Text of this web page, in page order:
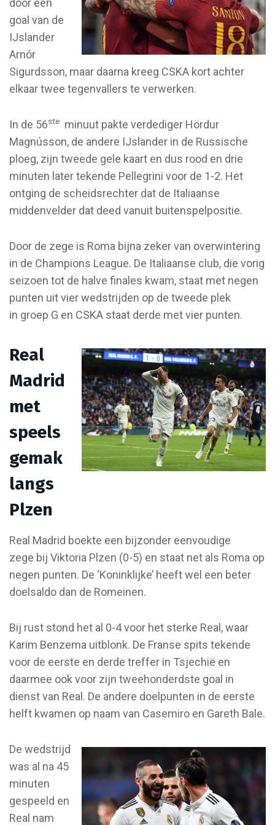
goal van de
IJslander
Arnór
Sigurdsson, maar daarna kreeg CSKA kort achter
elkaar twee tegenvallers te verwerken.
In de 56ste minuut pakte verdediger Hördur
Magnússon, de andere IJslander in de Russische
ploeg, zijn tweede gele kaart en dus rood en drie
minuten later tekende Pellegrini voor de 1-2. Het
ontging de scheidsrechter dat de Italiaanse
middenvelder dat deed vanuit buitenspelpositie.
Door de zege is Roma bijna zeker van overwintering
in de Champions League. De Italiaanse club, die vorig
seizoen tot de halve finales kwam, staat met negen
punten uit vier wedstrijden op de tweede plek
in groep G en CSKA staat derde met vier punten.
Real
Madrid
met
speels
gemak
langs
Plzen
Real Madrid boekte een bijzonder eenvoudige
zege bij Viktoria Plzen (0-5) en staat net als Roma op
negen punten. De ‘Koninklijke’ heeft wel een beter
doelsaldo dan de Romeinen.
Bij rust stond het al 0-4 voor het sterke Real, waar
Karim Benzema uitblonk. De Franse spits tekende
voor de eerste en derde treffer in Tsjechië en
daarmee ook voor zijn tweehonderdste goal in
dienst van Real. De andere doelpunten in de eerste
helft kwamen op naam van Casemiro en Gareth Bale.
De wedstrijd
was al na 45
minuten
gespeeld en
Real nam